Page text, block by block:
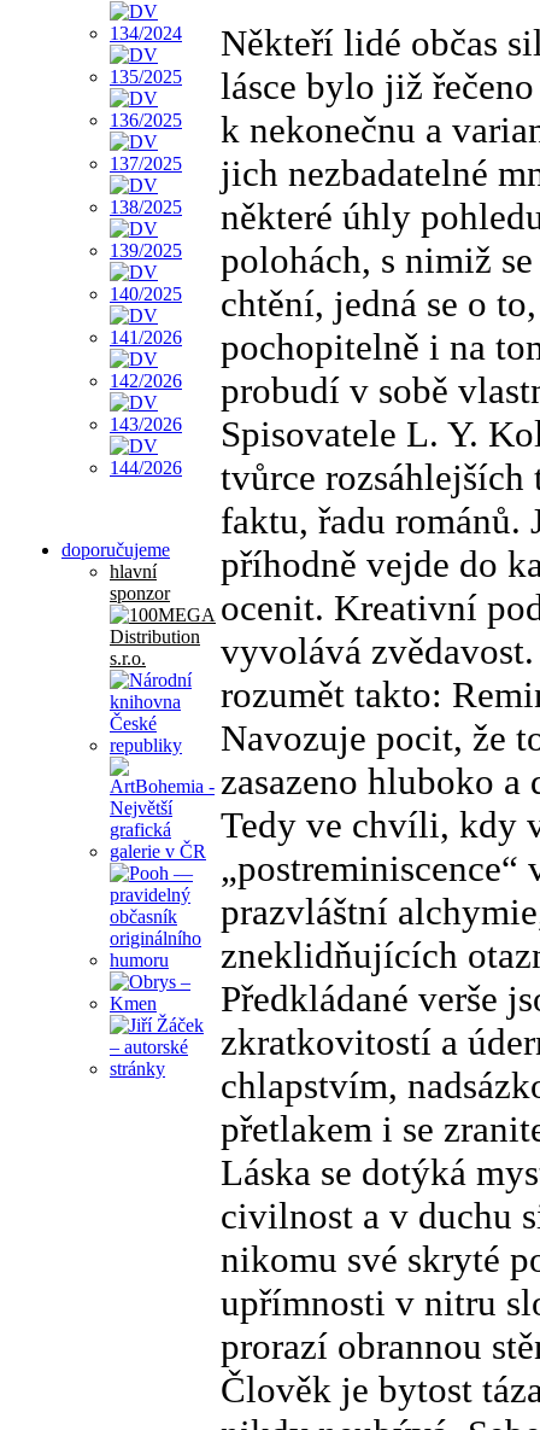
doporučujeme
hlavní
sponzor
Někteří lidé občas
lásce bylo již
k nekonečnu a
jich nezbadatelné
některé úhly
polohách, s nimiž
chtění, jedná se o
pochopitelně i na
probudí v sobě
Spisovatele L. Y.
tvůrce
faktu, řadu románů.
příhodně vejde do
ocenit. Kreativní
vyvolává
rozumět takto:
Navozuje pocit, že
zasazeno hluboko
Tedy ve chvíli, kdy
prazvláštní
zneklidňujících
Předkládané verše
zkratkovitostí a
chlapstvím,
přetlakem i se
Láska se dotýká
civilnost a v duchu
nikomu své skryté
upřímnosti v nitru
prorazí obrannou
Člověk je bytost